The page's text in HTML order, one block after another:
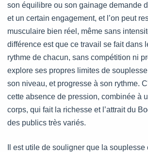
son équilibre ou son gainage demande
et un certain engagement, et l’on peut
musculaire bien réel, même sans
différence est que ce travail se fait dans
rythme de chacun, sans compétition ni
explore ses propres limites de souplesse
son niveau, et progresse à son rythme.
cette absence de pression, combinée à
corps, qui fait la richesse et l’attrait du
des publics très variés.
Il est utile de souligner que la souplesse